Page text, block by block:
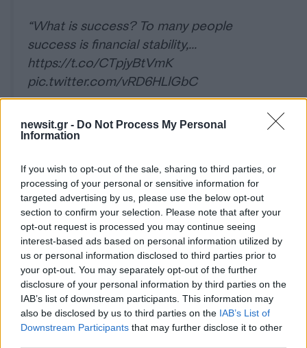
newsit.gr - Do Not Process My Personal
Information
If you wish to opt-out of the sale, sharing to third parties, or
processing of your personal or sensitive information for
targeted advertising by us, please use the below opt-out
section to confirm your selection. Please note that after your
opt-out request is processed you may continue seeing
interest-based ads based on personal information utilized by
us or personal information disclosed to third parties prior to
your opt-out. You may separately opt-out of the further
disclosure of your personal information by third parties on the
IAB’s list of downstream participants. This information may
also be disclosed by us to third parties on the IAB’s List of
Downstream Participants that may further disclose it to other
“What is success? To many people
success is financial stability,…
https://t.co/CTpjyBtVmK
pic.twitter.com/vRD6HLlGbC
May 18, 2026
Μετά τη δημοσιοποίηση της ιστορίας του,
διαδικτυακή καμπάνια οικονομικής ενίσχυσης για
την οικογένειά του συγκέντρωσε σχεδόν 2
εκατομμύρια δολάρια μέσα σε λιγότερο από ένα
24ωρο.
Αν τα χάσατε
Ανανεώθηκε πριν